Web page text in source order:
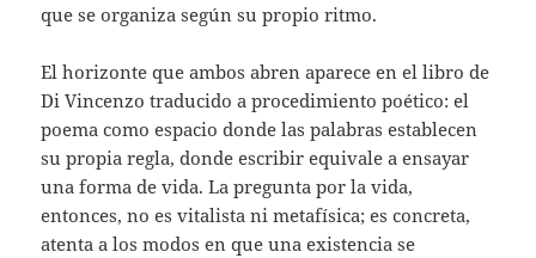
que se organiza según su propio ritmo.
El horizonte que ambos abren aparece en el libro de
Di Vincenzo traducido a procedimiento poético: el
poema como espacio donde las palabras establecen
su propia regla, donde escribir equivale a ensayar
una forma de vida. La pregunta por la vida,
entonces, no es vitalista ni metafísica; es concreta,
atenta a los modos en que una existencia se